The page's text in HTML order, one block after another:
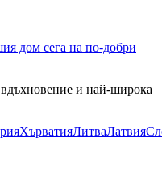
дом сега на по-добри
и най-широка
ХърватияЛитваЛатвия